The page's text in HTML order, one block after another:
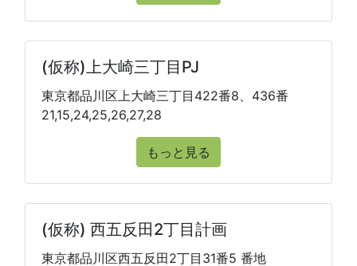
(仮称)上大崎三丁目PJ
東京都品川区上大崎三丁目422番8、436番
21,15,24,25,26,27,28
もっと見る
(仮称) 西五反田2丁目計画
東京都品川区西五反田2丁目31番5 番地